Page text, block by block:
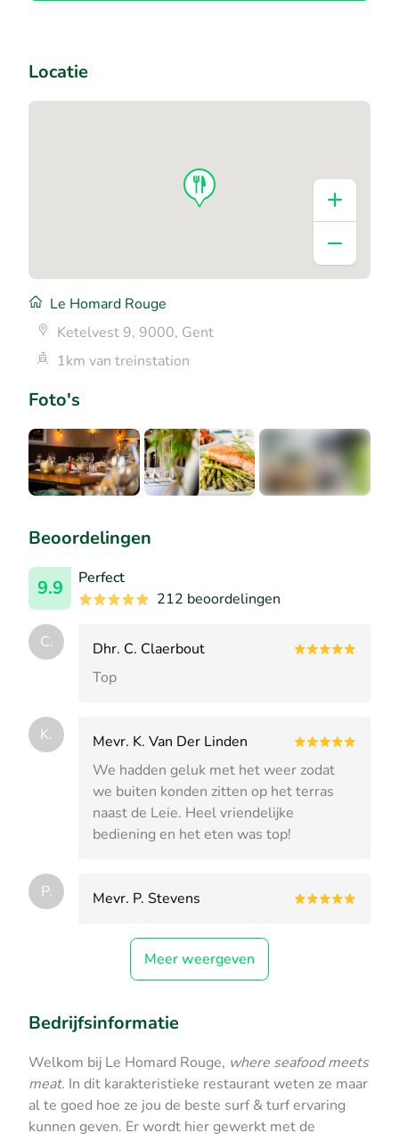
Foto's
Beoordelingen
9.9
Perfect
212 beoordelingen
C.
Dhr. C. Claerbout
Top
K.
Mevr. K. Van Der Linden
We hadden geluk met het weer zodat
we buiten konden zitten op het terras
naast de Leie. Heel vriendelijke
bediening en het eten was top!
P. Mevr. P. Stevens
Meer weergeven
Locatie
Le Homard Rouge
Ketelvest 9, 9000, Gent
1km van treinstation
Bedrijfsinformatie
Welkom bij Le Homard Rouge, where seafood meets
meat. In dit karakteristieke restaurant weten ze maar
al te goed hoe ze jou de beste surf & turf ervaring
kunnen geven. Er wordt hier gewerkt met de